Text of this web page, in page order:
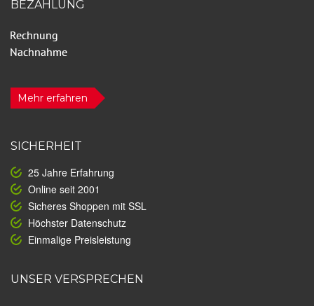
BEZAHLUNG
Mehr erfahren
SICHERHEIT
25 Jahre Erfahrung
Online seit 2001
Sicheres Shoppen mit SSL
Höchster Datenschutz
Einmalige Preisleistung
UNSER VERSPRECHEN